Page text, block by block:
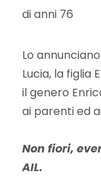
di anni 76
Lo
Lucia, la figlia
il genero
ai parenti ed
Non fiori,
AIL.